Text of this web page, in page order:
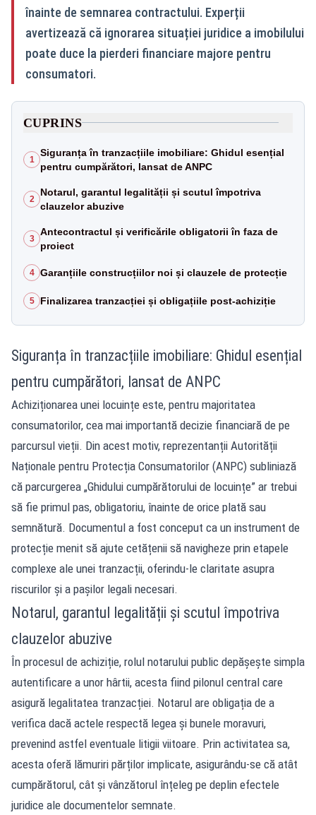
înainte de semnarea contractului. Experții
avertizează că ignorarea situației juridice a imobilului
poate duce la pierderi financiare majore pentru
consumatori.
CUPRINS
1
Siguranța în tranzacțiile imobiliare: Ghidul esențial
pentru cumpărători, lansat de ANPC
2
Notarul, garantul legalității și scutul împotriva
clauzelor abuzive
3
Antecontractul și verificările obligatorii în faza de
proiect
4 Garanțiile construcțiilor noi și clauzele de protecție
5 Finalizarea tranzacției și obligațiile post-achiziție
Siguranța în tranzacțiile imobiliare: Ghidul esențial
pentru cumpărători, lansat de ANPC
Achiziționarea unei locuințe este, pentru majoritatea
consumatorilor, cea mai importantă decizie financiară de pe
parcursul vieții. Din acest motiv, reprezentanții Autorității
Naționale pentru Protecția Consumatorilor (ANPC) subliniază
că parcurgerea „Ghidului cumpărătorului de locuințe” ar trebui
să fie primul pas, obligatoriu, înainte de orice plată sau
semnătură. Documentul a fost conceput ca un instrument de
protecție menit să ajute cetățenii să navigheze prin etapele
complexe ale unei tranzacții, oferindu-le claritate asupra
riscurilor și a pașilor legali necesari.
Notarul, garantul legalității și scutul împotriva
clauzelor abuzive
În procesul de achiziție, rolul notarului public depășește simpla
autentificare a unor hârtii, acesta fiind pilonul central care
asigură legalitatea tranzacției. Notarul are obligația de a
verifica dacă actele respectă legea și bunele moravuri,
prevenind astfel eventuale litigii viitoare. Prin activitatea sa,
acesta oferă lămuriri părților implicate, asigurându-se că atât
cumpărătorul, cât și vânzătorul înțeleg pe deplin efectele
juridice ale documentelor semnate.